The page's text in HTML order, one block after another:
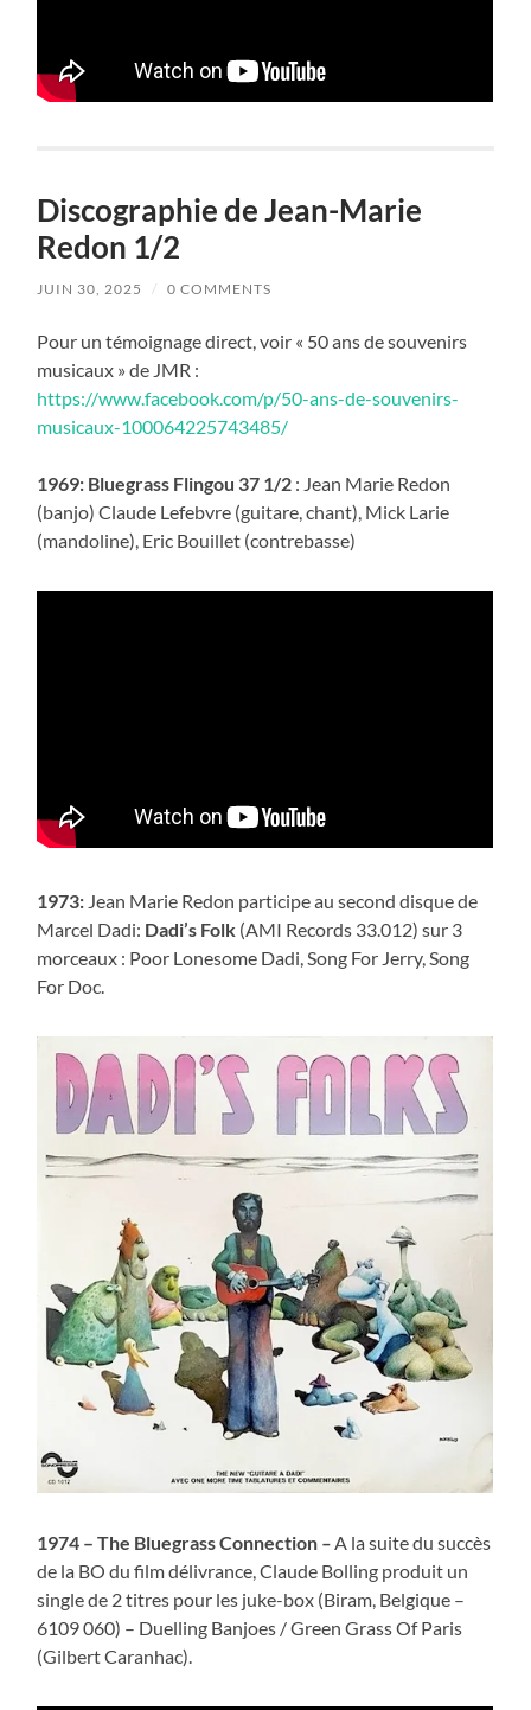
Discographie de Jean-Marie
Redon 1/2
JUIN 30, 2025 / 0 COMMENTS
Pour un témoignage direct, voir « 50 ans de souvenirs
musicaux » de JMR :
https://www.facebook.com/p/50-ans-de-souvenirs-
musicaux-100064225743485/
1969: Bluegrass Flingou 37 1/2 : Jean Marie Redon
(banjo) Claude Lefebvre (guitare, chant), Mick Larie
(mandoline), Eric Bouillet (contrebasse)
1973: Jean Marie Redon participe au second disque de
Marcel Dadi: Dadi’s Folk (AMI Records 33.012) sur 3
morceaux : Poor Lonesome Dadi, Song For Jerry, Song
For Doc.
1974 – The Bluegrass Connection –A la suite du succès
de la BO du film délivrance, Claude Bolling produit un
single de 2 titres pour les juke-box (Biram, Belgique –
6109 060) – Duelling Banjoes / Green Grass Of Paris
(Gilbert Caranhac).